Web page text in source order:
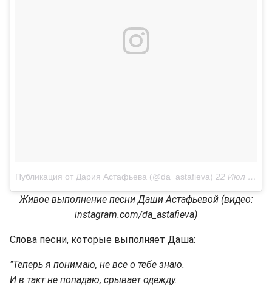
Публикация от Дария Астафьева (@da_astafieva) 22 Июл 2018 в 3:13 PDT
Живое выполнение песни Даши Астафьевой (видео:
instagram.com/da_astafieva)
Слова песни, которые выполняет Даша:
"Теперь я понимаю, не все о тебе знаю.
И в такт не попадаю, срывает одежду.